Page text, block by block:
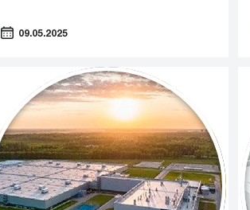
09.05.2025